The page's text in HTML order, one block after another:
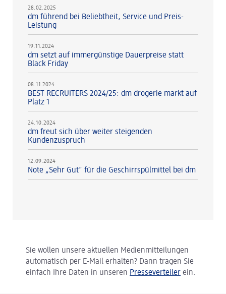
28.02.2025
dm führend bei Beliebtheit, Service und Preis-
Leistung
19.11.2024
dm setzt auf immergünstige Dauerpreise statt
Black Friday
08.11.2024
BEST RECRUITERS 2024/25: dm drogerie markt auf
Platz 1
24.10.2024
dm freut sich über weiter steigenden
Kundenzuspruch
12.09.2024
Note „Sehr Gut" für die Geschirrspülmittel bei dm
Sie wollen unsere aktuellen Medienmitteilungen
automatisch per E-Mail erhalten? Dann tragen Sie
einfach Ihre Daten in unseren Presseverteiler ein.